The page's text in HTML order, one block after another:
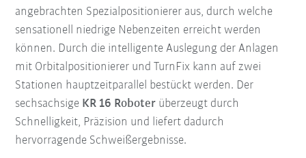
angebrachten Spezialpositionierer aus, durch welche
sensationell niedrige Nebenzeiten erreicht werden
können. Durch die intelligente Auslegung der Anlagen
mit Orbitalpositionierer und TurnFix kann auf zwei
Stationen hauptzeitparallel bestückt werden. Der
sechsachsige KR 16 Roboter überzeugt durch
Schnelligkeit, Präzision und liefert dadurch
hervorragende Schweißergebnisse.